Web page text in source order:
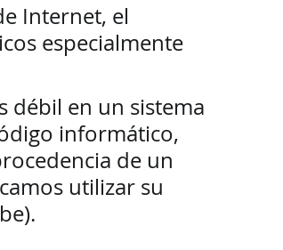
Internet, el
especialmente
débil en un sistema
informático,
de un
utilizar su